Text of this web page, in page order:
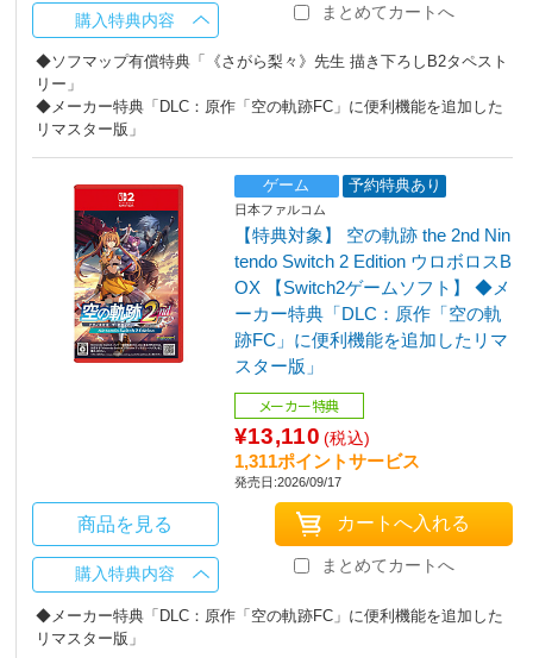
購入特典内容
◆ソフマップ有償特典「《さがら梨々》先生 描き下ろしB2タペスト
リー」
◆メーカー特典「DLC：原作「空の軌跡FC」に便利機能を追加した
リマスター版」
まとめてカートへ
ゲーム 予約特典あり
日本ファルコム
【特典対象】 空の軌跡 the 2nd Nin
tendo Switch 2 Edition ウロボロスB
OX 【Switch2ゲームソフト】 ◆メ
ーカー特典「DLC：原作「空の軌
跡FC」に便利機能を追加したリマ
スター版」
メーカー特典
¥13,110 (税込)
1,311ポイントサービス
発売日:2026/09/17
商品を見る
購入特典内容
◆メーカー特典「DLC：原作「空の軌跡FC」に便利機能を追加した
リマスター版」
まとめてカートへ